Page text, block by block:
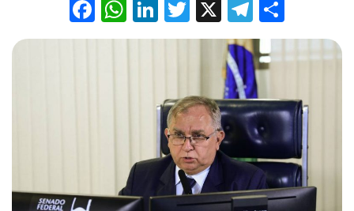
Facebook
WhatsApp
LinkedIn
Twitter
X